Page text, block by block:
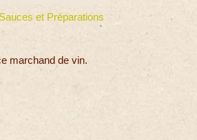
Sauces et Préparations
marchand de vin.